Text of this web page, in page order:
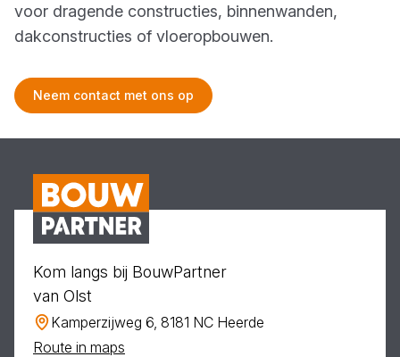
voor dragende constructies, binnenwanden,
dakconstructies of vloeropbouwen.
Neem contact met ons op
Kom langs bij BouwPartner
van Olst
Kamperzijweg 6, 8181 NC Heerde
Route in maps